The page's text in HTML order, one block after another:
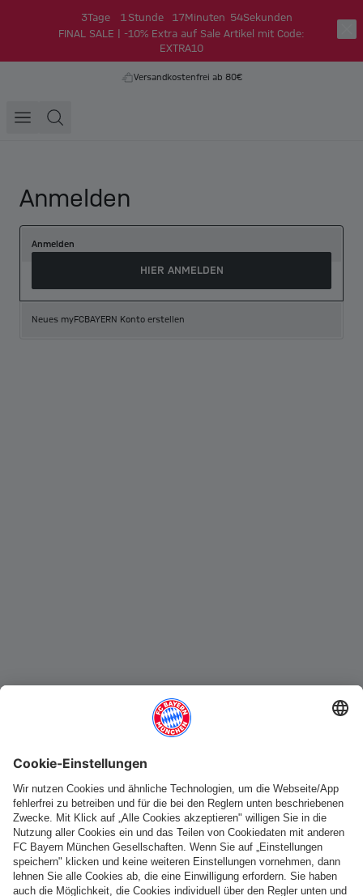
3Tage 1 Stunde 17Minuten 54Sekunden
FINAL SALE | -10% Extra auf Sale Artikel mit Code:
EXTRA10
Versandkostenfrei ab 80€
Anmelden
Anmelden
HIER ANMELDEN
Neues myFCBAYERN Konto erstellen